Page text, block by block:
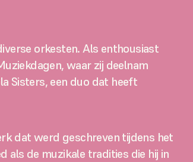
orkesten. Als enthousiast
waar zij deelnam
Sisters, een duo dat heeft
dat werd geschreven tijdens het
als de muzikale tradities die hij in